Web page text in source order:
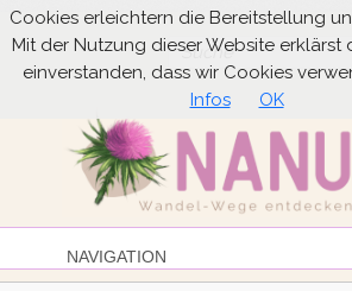
Suche
Cookies erleichtern die Bereitstellung
Mit der Nutzung dieser Website erklärst
einverstanden, dass wir Cookies
Infos
OK